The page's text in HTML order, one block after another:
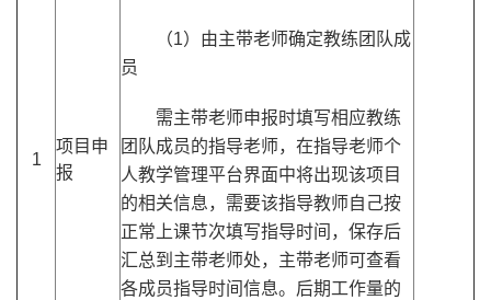
1
项目申
报
（1）由主带老师确定教练团队成
员
需主带老师申报时填写相应教练
团队成员的指导老师，在指导老师个
人教学管理平台界面中将出现该项目
的相关信息，需要该指导教师自己按
正常上课节次填写指导时间，保存后
汇总到主带老师处，主带老师可查看
各成员指导时间信息。后期工作量的